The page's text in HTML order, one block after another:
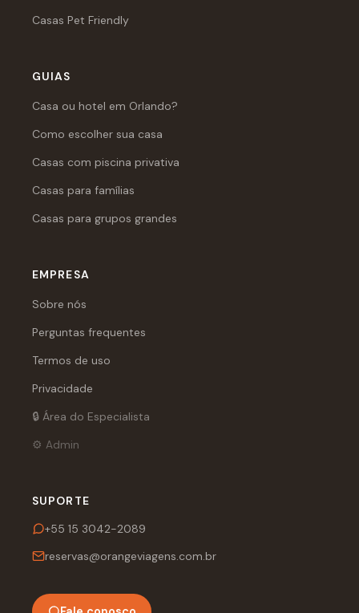
Casas Pet Friendly
GUIAS
Casa ou hotel em Orlando?
Como escolher sua casa
Casas com piscina privativa
Casas para famílias
Casas para grupos grandes
EMPRESA
Sobre nós
Perguntas frequentes
Termos de uso
Privacidade
🔒 Área do Especialista
⚙️ Admin
SUPORTE
+55 15 3042-2089
reservas@orangeviagens.com.br